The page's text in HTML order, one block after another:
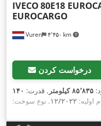
Vuren ۴٬۴۵۰ km
IVECO80E18
EUROCARGO
درخواست کردن
۸۵٬۸۳۵ کیلومتر , قدرت: ۱۴۰
اولیه: ۱۲/۲۰۲۲, نوع سوخت:
, کابین راننده:کابین روزانه, نوع